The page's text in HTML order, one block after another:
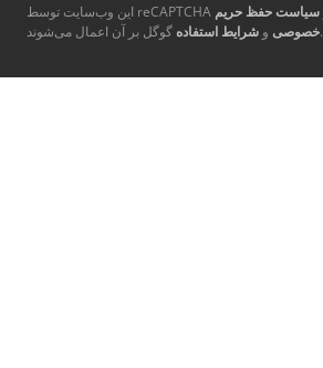
سیاست حفظ حریم
خصوصی و شرایط استفاده گوگل بر آن اعمال می‌شوند.